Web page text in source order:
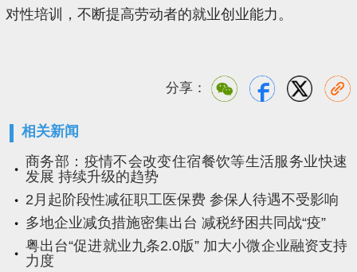
对性培训，不断提高劳动者的就业创业能力。
分享：
相关新闻
商务部：疫情不会改变住宿餐饮等生活服务业快速
发展 持续升级的趋势
2月起阶段性减征职工医保费 参保人待遇不受影响
多地企业减负措施密集出台 减税纾困共同战“疫”
粤出台“促进就业九条2.0版” 加大小微企业融资支持
力度